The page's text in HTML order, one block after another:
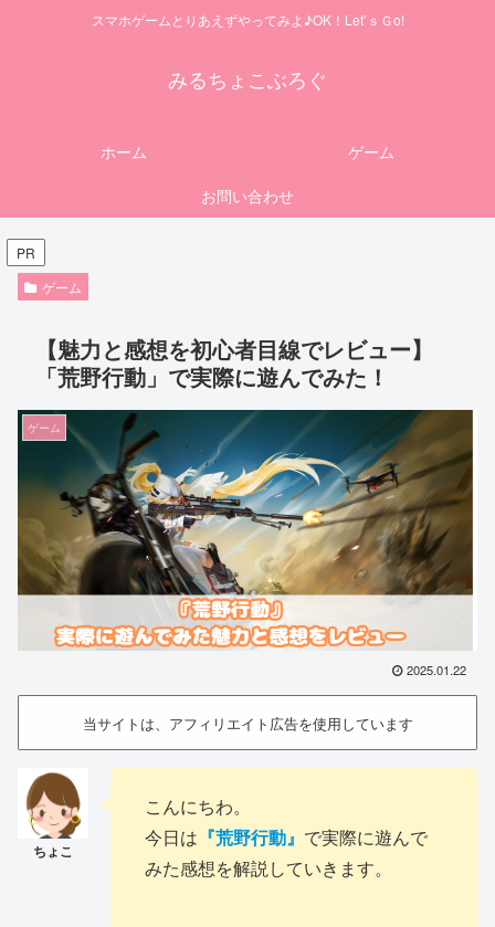
スマホゲームとりあえずやってみよ♪OK！Let’ｓＧo!
みるちょこぶろぐ
ホーム
ゲーム
お問い合わせ
PR
ゲーム
【魅力と感想を初心者目線でレビュー】
「荒野行動」で実際に遊んでみた！
ゲーム
2025.01.22
当サイトは、アフィリエイト広告を使用しています
こんにちわ。
今日は 『荒野行動』 で実際に遊んで
みた感想を解説していきます。